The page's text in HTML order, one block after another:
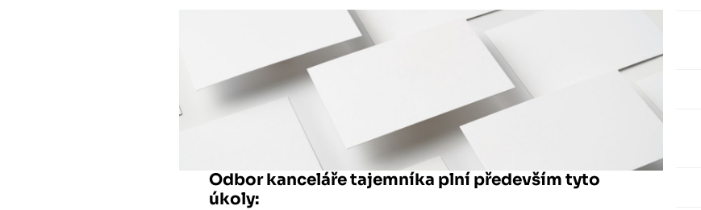
Odbor kanceláře tajemníka plní především tyto
úkoly: